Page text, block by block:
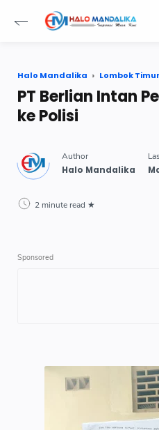
Halo Mandalika Lombok Timur
PT Berlian Intan
ke Polisi
2 minute read